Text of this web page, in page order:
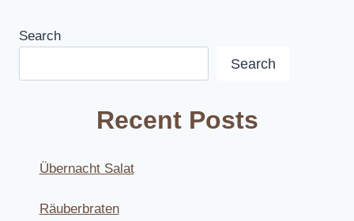
Search
Search
Recent Posts
Übernacht Salat
Räuberbraten